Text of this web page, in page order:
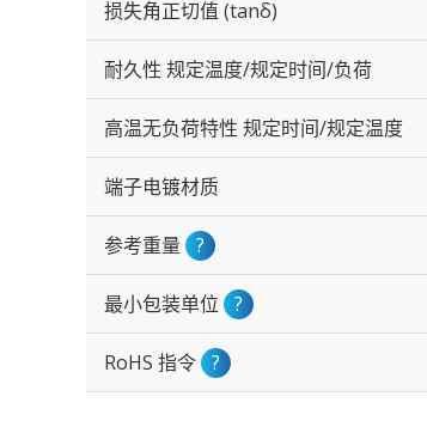
损失角正切值 (tanδ)
耐久性 规定温度/规定时间/负荷
高温无负荷特性 规定时间/规定温度
端子电镀材质
参考重量 ?
最小包装单位 ?
RoHS 指令 ?